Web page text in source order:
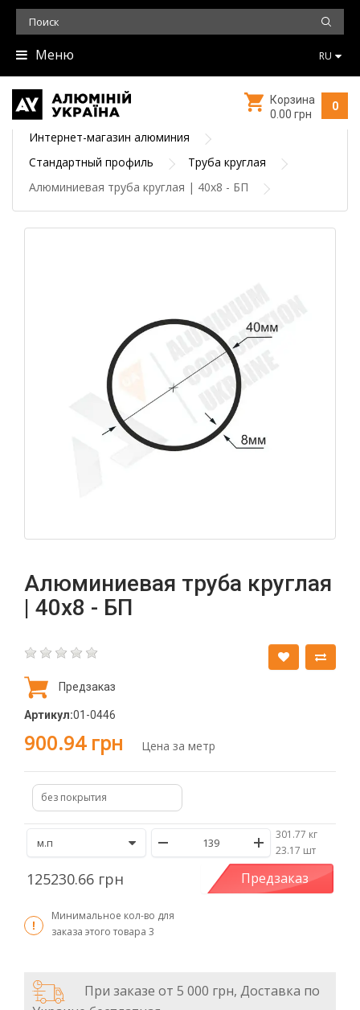
Меню RU
0
Корзина
0.00 грн
Интернет-магазин алюминия
Стандартный профиль
Труба круглая
Алюминиевая труба круглая | 40х8 - БП
Алюминиевая труба круглая
| 40х8 - БП
Предзаказ
Артикул:01-0446
900.94 грн Цена за метр
без покрытия
301.77 кг
/23.17 шт
125230.66 грн Предзаказ
Минимальное кол-во для
заказа этого товара 3
При заказе от 5 000 грн, Доставка по